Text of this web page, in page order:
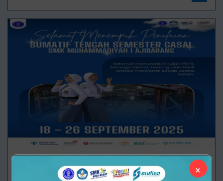
Kenapa Sih Ujian Tengah Semester Itu Penting ×